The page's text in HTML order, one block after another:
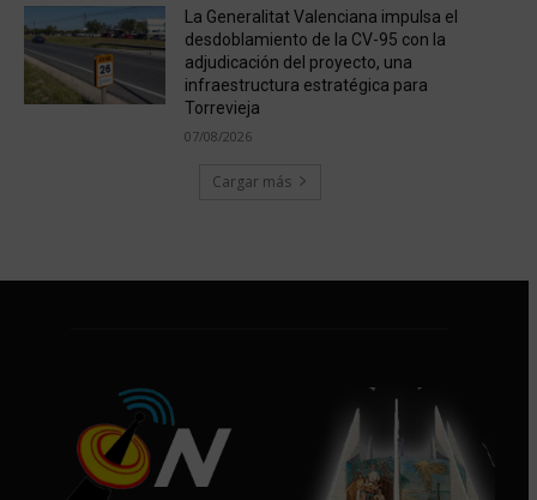
La Generalitat Valenciana impulsa el
desdoblamiento de la CV-95 con la
adjudicación del proyecto, una
infraestructura estratégica para
Torrevieja
07/08/2026
Cargar más